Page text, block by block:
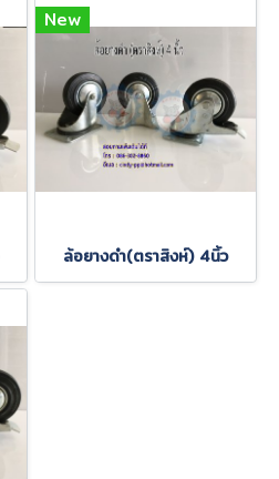
New
ล้อยางดำ(ตราสิงห์) 4นิ้ว